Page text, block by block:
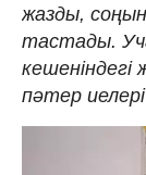
жазды,
тастады.
кешеніндегі
пәтер иелері